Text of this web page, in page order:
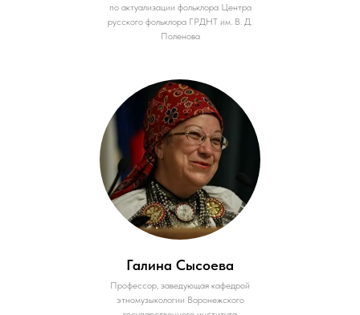
по актуализации фольклора Центра
русского фольклора ГРДНТ им. В. Д.
Поленова
Галина Сысоева
Профессор, заведующая кафедрой
этномузыкологии Воронежского